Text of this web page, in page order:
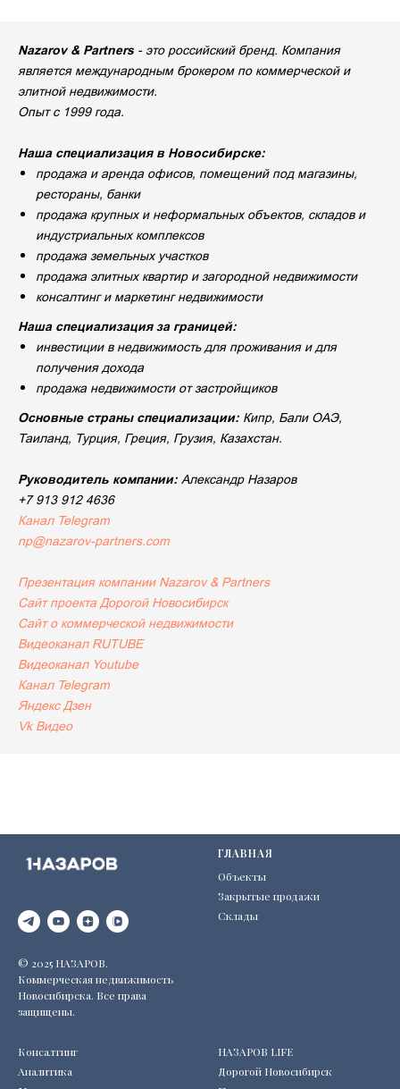
Nazarov & Partners - это российский бренд. Компания
является международным брокером по коммерческой и
элитной недвижимости.
Опыт с 1999 года.
Наша специализация в Новосибирске:
продажа и аренда офисов, помещений под магазины,
рестораны, банки
продажа крупных и неформальных объектов, складов и
индустриальных комплексов
продажа земельных участков
продажа элитных квартир и загородной недвижимости
консалтинг и маркетинг недвижимости
Наша специализация за границей:
инвестиции в недвижимость для проживания и для
получения дохода
продажа недвижимости от застройщиков
Основные страны специализации: Кипр, Бали ОАЭ,
Таиланд, Турция, Греция, Грузия, Казахстан.
Руководитель компании: Александр Назаров
+7 913 912 4636
Канал Telegram
np@nazarov-partners.com
Презентация компании Nazarov & Partners
Сайт проекта Дорогой Новосибирск
Сайто коммерческой недвижимости
Видеоканал RUTUBE
Видеоканал Youtube
Канал Telegram
Яндекс Дзен
Vk Видео
© 2025 НАЗАРОВ.
Коммерческая недвижимость
Новосибирска. Все права
защищены.
ГЛАВНАЯ
Объекты
Закрытые продажи
Склады
Консалтинг
Аналитика
НАЗАРОВ LIFE
Дорогой Новосибирск